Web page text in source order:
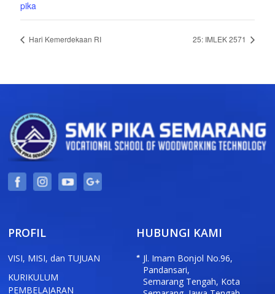
pika
Hari Kemerdekaan RI 25: IMLEK 2571
PROFIL
VISI, MISI, dan TUJUAN
KURIKULUM
PEMBELAJARAN
HUBUNGI KAMI
Jl. Imam Bonjol No.96,
Pandansari,
Semarang Tengah, Kota